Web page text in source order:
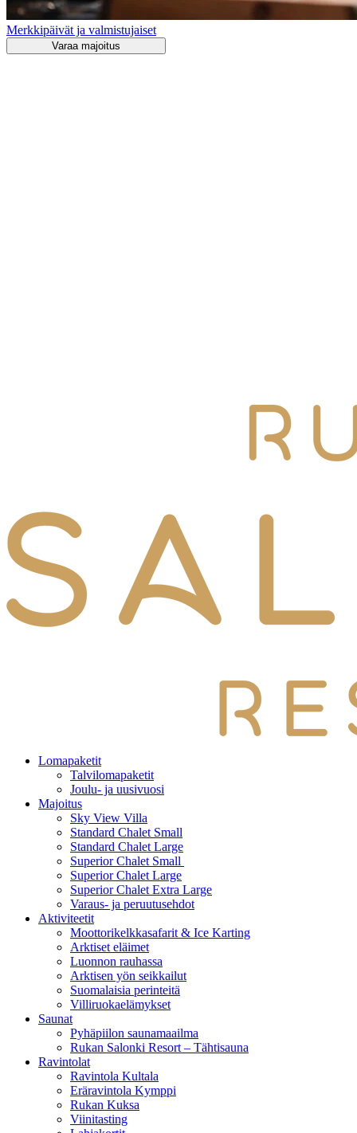
Merkkipäivät ja valmistujaiset
Varaa majoitus
Lomapaketit
Talvilomapaketit
Joulu- ja uusivuosi
Majoitus
Sky View Villa
Standard Chalet Small
Standard Chalet Large
Superior Chalet Small
Superior Chalet Large
Superior Chalet Extra Large
Varaus- ja peruutusehdot
Aktiviteetit
Moottorikelkkasafarit & Ice Karting
Arktiset eläimet
Luonnon rauhassa
Arktisen yön seikkailut
Suomalaisia perinteitä
Villiruokaelämykset
Saunat
Pyhäpiilon saunamaailma
Rukan Salonki Resort – Tähtisauna
Ravintolat
Ravintola Kultala
Eräravintola Kymppi
Rukan Kuksa
Viinitasting